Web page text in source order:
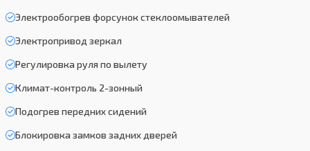
Электрообогрев форсунок стеклоомывателей
Электропривод зеркал
Регулировка руля по вылету
Климат-контроль 2-зонный
Подогрев передних сидений
Блокировка замков задних дверей